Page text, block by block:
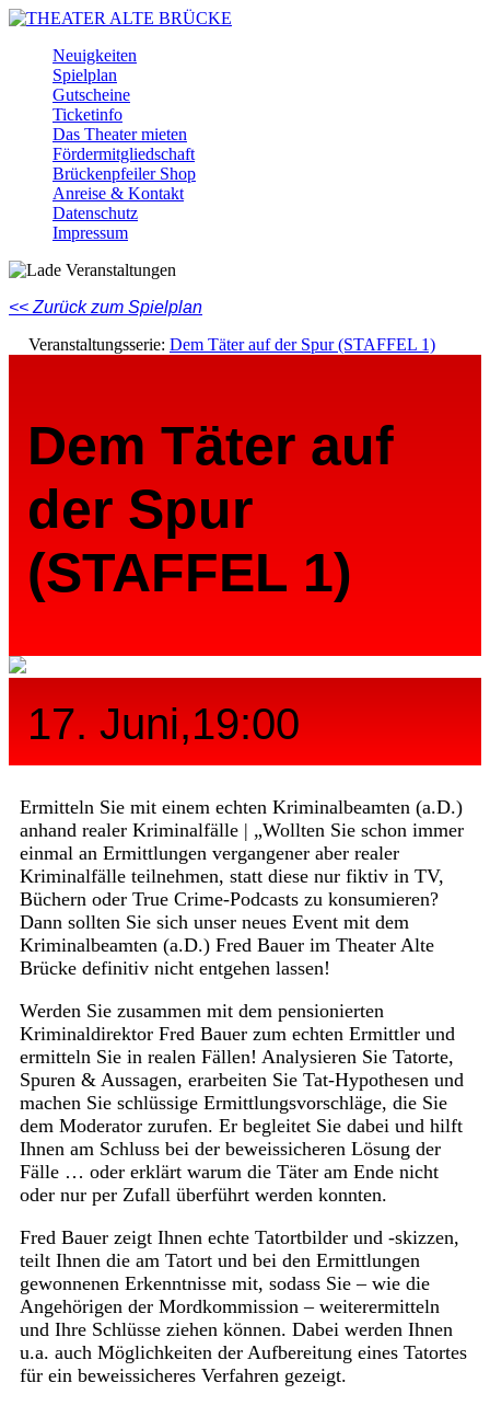
Skip
content
Neuigkeiten
Spielplan
Gutscheine
Ticketinfo
Das Theater mieten
Fördermitgliedschaft
Brückenpfeiler Shop
Anreise & Kontakt
Datenschutz
Impressum
Facebook
Instagram
Youtube
<< Zurück zum Spielplan
Veranstaltungsserie: Dem Täter auf der Spur (STAFFEL 1)
Dem Täter auf
der Spur
(STAFFEL 1)
17. Juni,19:00
Ermitteln Sie mit einem echten Kriminalbeamten (a.D.)
anhand realer Kriminalfälle | „Wollten Sie schon immer
einmal an Ermittlungen vergangener aber realer
Kriminalfälle teilnehmen, statt diese nur fiktiv in TV,
Büchern oder True Crime-Podcasts zu konsumieren?
Dann sollten Sie sich unser neues Event mit dem
Kriminalbeamten (a.D.) Fred Bauer im Theater Alte
Brücke definitiv nicht entgehen lassen!
Werden Sie zusammen mit dem pensionierten
Kriminaldirektor Fred Bauer zum echten Ermittler und
ermitteln Sie in realen Fällen! Analysieren Sie Tatorte,
Spuren & Aussagen, erarbeiten Sie Tat-Hypothesen und
machen Sie schlüssige Ermittlungsvorschläge, die Sie
dem Moderator zurufen. Er begleitet Sie dabei und hilft
Ihnen am Schluss bei der beweissicheren Lösung der
Fälle … oder erklärt warum die Täter am Ende nicht
oder nur per Zufall überführt werden konnten.
Fred Bauer zeigt Ihnen echte Tatortbilder und -skizzen,
teilt Ihnen die am Tatort und bei den Ermittlungen
gewonnenen Erkenntnisse mit, sodass Sie – wie die
Angehörigen der Mordkommission – weiterermitteln
und Ihre Schlüsse ziehen können. Dabei werden Ihnen
u.a. auch Möglichkeiten der Aufbereitung eines Tatortes
für ein beweissicheres Verfahren gezeigt.